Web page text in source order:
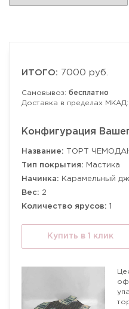
ИТОГО: 7000 руб.
Самовывоз: бесплатно
Доставка в пределах МКАД:
Конфигурация
Название: ТОРТ
Тип покрытия: Мастика
Начинка: Карамельный
Вес: 2
Количество ярусов: 1
Купить в 1 клик